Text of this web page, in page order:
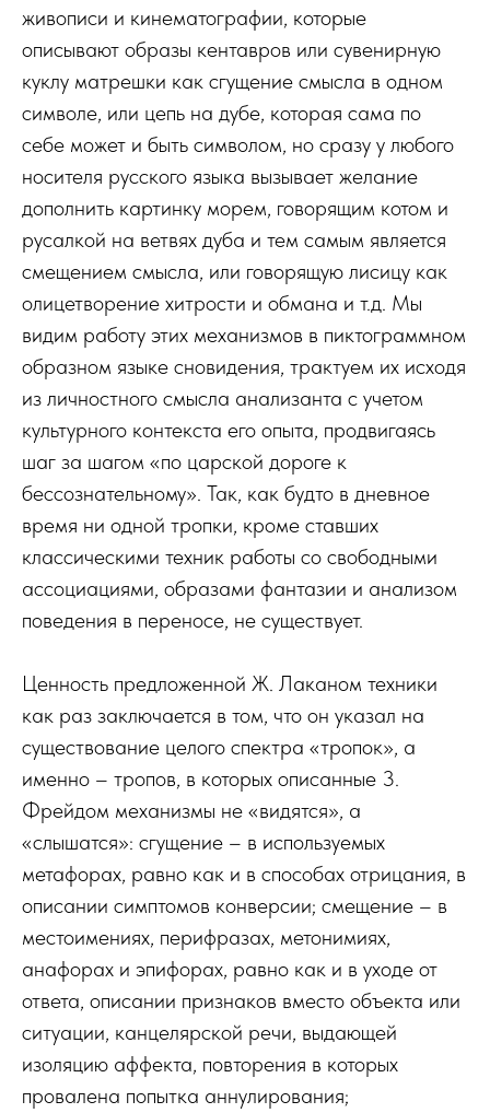
живописи и кинематографии, которые
описывают образы кентавров или сувенирную
куклу матрешки как сгущение смысла в одном
символе, или цепь на дубе, которая сама по
себе может и быть символом, но сразу у любого
носителя русского языка вызывает желание
дополнить картинку морем, говорящим котом и
русалкой на ветвях дуба и тем самым является
смещением смысла, или говорящую лисицу как
олицетворение хитрости и обмана и т.д. Мы
видим работу этих механизмов в пиктограммном
образном языке сновидения, трактуем их исходя
из личностного смысла анализанта с учетом
культурного контекста его опыта, продвигаясь
шаг за шагом «по царской дороге к
бессознательному». Так, как будто в дневное
время ни одной тропки, кроме ставших
классическими техник работы со свободными
ассоциациями, образами фантазии и анализом
поведения в переносе, не существует.
Ценность предложенной Ж. Лаканом техники
как раз заключается в том, что он указал на
существование целого спектра «тропок», а
именно – тропов, в которых описанные 3.
Фрейдом механизмы не «видятся», а
«слышатся»: сгущение – в используемых
метафорах, равно как и в способах отрицания, в
описании симптомов конверсии; смещение – в
местоимениях, перифразах, метонимиях,
анафорах и эпифорах, равно как и в уходе от
ответа, описании признаков вместо объекта или
ситуации, канцелярской речи, выдающей
изоляцию аффекта, повторения в которых
провалена попытка аннулирования;